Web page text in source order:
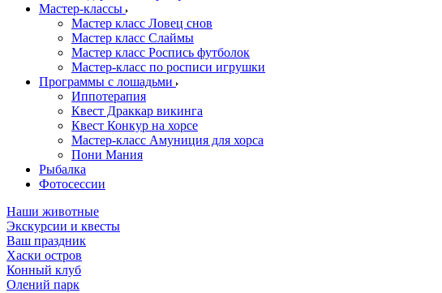
Мастер-классы
Мастер класс Ловец снов
Мастер класс Слаймы
Мастер класс Роспись футболок
Мастер-класс по росписи игрушки
Программы с лошадьми
Иппотерапия
Квест Драккар викинга
Квест Конкур на хорсе
Мастер-класс Амуниция для хорса
Пони Мания
Рыбалка
Фотосессии
Наши животные
Экскурсии и квесты
Ваш праздник
Хаски остров
Конный клуб
Олений парк